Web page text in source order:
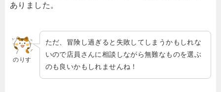
ありました。
のりす
ただ、冒険し過ぎると失敗してしまうかもしれな
いので店員さんに相談しながら無難なものを選ぶ
のも良いかもしれませんね！